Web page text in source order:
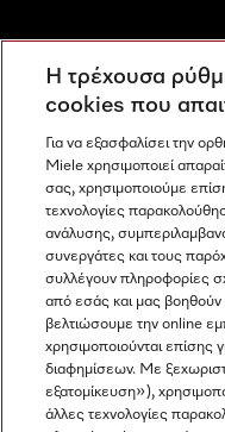
Ανακαλύψτε τα Miele
Newsletter
Miele στο Instagram
Miele στο Facebook
Miele στο
Η τρέχουσα
cookies που
Για να εξασφαλίσει την
Miele χρησιμοποιεί
σας, χρησιμοποιούμε
τεχνολογίες
ανάλυσης,
συνεργάτες και τους
συλλέγουν πληροφορίες
από εσάς και μας βοηθούν
βελτιώσουμε την online
χρησιμοποιούνται επίσης
διαφημίσεων. Με
εξατομίκευση»),
άλλες τεχνολογίες